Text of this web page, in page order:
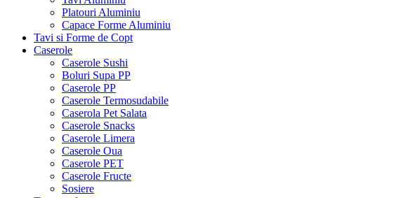
Platouri Aluminiu
Capace Forme Aluminiu
Tavi si Forme de Copt
Caserole
Caserole Sushi
Boluri Supa PP
Caserole PP
Caserole Termosudabile
Caserola Pet Salata
Caserole Snacks
Caserole Limera
Caserole Oua
Caserole PET
Caserole Fructe
Sosiere